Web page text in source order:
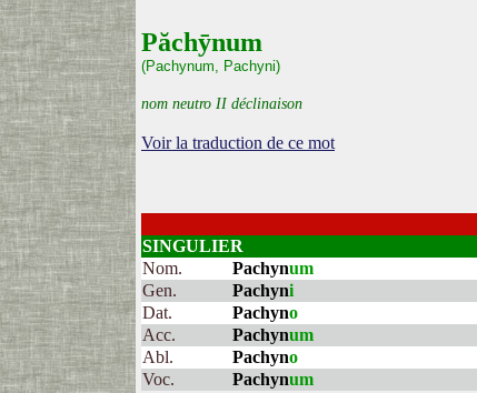
Păchȳnum
(Pachynum, Pachyni)
nom neutro II déclinaison
Voir la traduction de ce mot
SINGULIER
Nom.
Pachynum
Gen.
Pachyni
Dat.
Pachyno
Acc.
Pachynum
Abl.
Pachyno
Voc.
Pachynum